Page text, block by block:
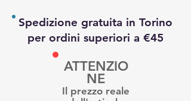
Spedizione gratuita in Torino
per ordini superiori a €45
ATTENZIO
NE
Il prezzo reale